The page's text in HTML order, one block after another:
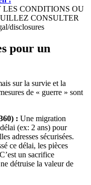
LES CONDITIONS OU
CONSULTER
disclosures
pour un
sur la survie et la
de « guerre » sont
: Une migration
(ex: 2 ans) pour
adresses sécurisées.
ce délai, les pièces
un sacrifice
détruise la valeur de